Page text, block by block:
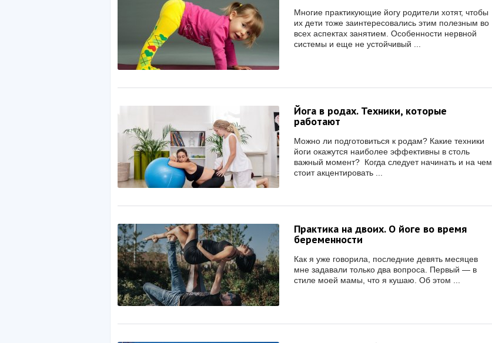
Многие практикующие йогу родители хотят, чтобы
их дети тоже заинтересовались этим полезным во
всех аспектах занятием. Особенности нервной
системы и еще не устойчивый ...
Йога в родах. Техники, которые
работают
Можно ли подготовиться к родам? Какие техники
йоги окажутся наиболее эффективны в столь
важный момент? Когда следует начинать и на чем
стоит акцентировать ...
Практика на двоих. О йоге во время
беременности
Как я уже говорила, последние девять месяцев
мне задавали только два вопроса. Первый — в
стиле моей мамы, что я кушаю. Об этом ...